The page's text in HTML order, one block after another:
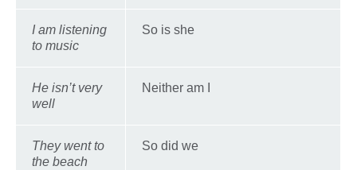
I am listening
to music
So is she
He isn’t very
well
Neither am I
They went to
the beach
So did we